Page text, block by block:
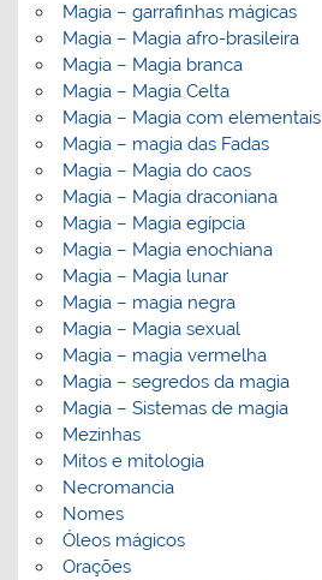
Magia – garrafinhas mágicas
Magia – Magia afro-brasileira
Magia – Magia branca
Magia – Magia Celta
Magia – Magia com elementais
Magia – magia das Fadas
Magia – Magia do caos
Magia – Magia draconiana
Magia – Magia egípcia
Magia – Magia enochiana
Magia – Magia lunar
Magia – magia negra
Magia – Magia sexual
Magia – magia vermelha
Magia – segredos da magia
Magia – Sistemas de magia
Mezinhas
Mitos e mitologia
Necromancia
Nomes
Óleos mágicos
Orações